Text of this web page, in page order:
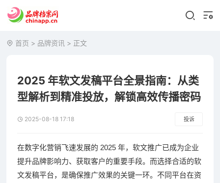
首页 > 品牌资讯 > 正文
2025 年软文发稿平台全景指南：从类
型解析到精准投放，解锁高效传播密码
2025-08-18 17:18 投诉
在数字化营销飞速发展的 2025 年，软文推广已成为企业
提升品牌影响力、获取客户的重要手段。而选择合适的软
文发稿平台，是确保推广效果的关键一环。不同平台在资